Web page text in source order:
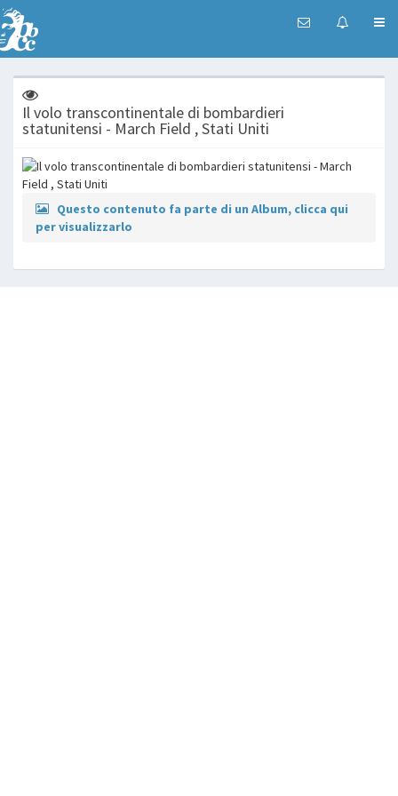
Il volo transcontinentale di bombardieri
statunitensi - March Field , Stati Uniti
Questo contenuto fa parte di un Album, clicca qui
per visualizzarlo